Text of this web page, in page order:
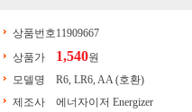
상품번호11909667
상품가
1,540원
모델명
R6, LR6, AA (호환)
제조사
에너자이저 Energizer